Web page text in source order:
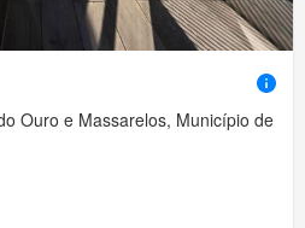
Ouro e Massarelos, Município de